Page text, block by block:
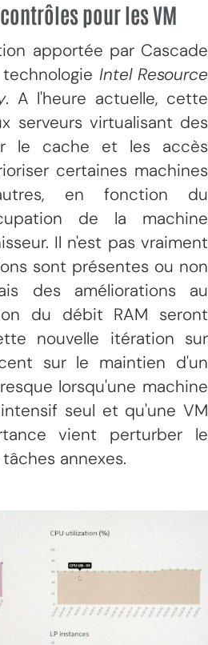
pour les VM
apportée par Cascade
Intel Resource
. A l'heure actuelle, cette
serveurs virtualisant des
le cache et les accès
certaines machines
en fonction du
de la machine
Il n'est pas vraiment
sont présentes ou non
des améliorations au
du débit RAM seront
nouvelle itération sur
sur le maintien d'un
lorsqu'une machine
seul et qu'une VM
vient perturber le
annexes.